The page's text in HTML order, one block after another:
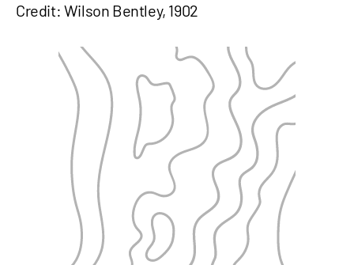
Credit: Wilson Bentley, 1902